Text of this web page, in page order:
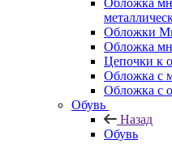
Обложка
Обложки
Обложка
Цепочки к
Обложка с
Обложка с
Обувь
Назад
Обувь